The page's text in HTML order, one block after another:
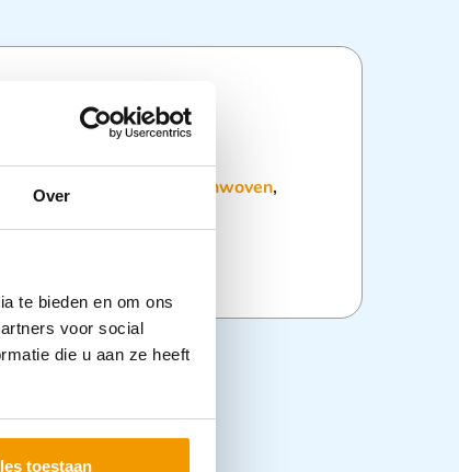
Over
te bieden en om ons
voor social
die u aan ze heeft
toestaan
,Wondkompressen Nonwoven,